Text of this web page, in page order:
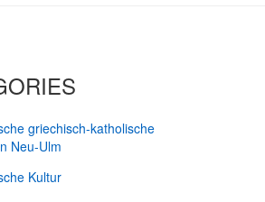
griechisch-katholische
Neu-Ulm
Kultur